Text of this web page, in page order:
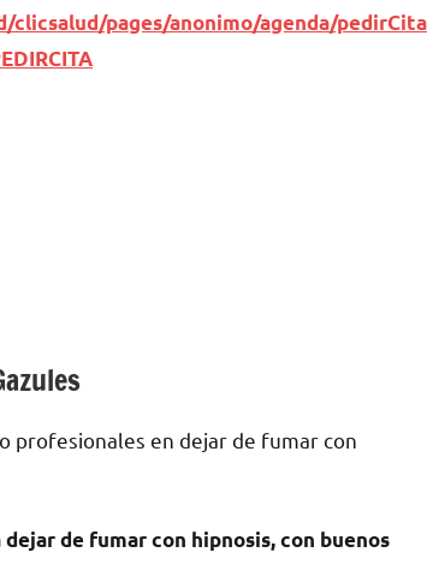
pages/anonimo/agenda/
profesionales en dejar dе fumar сοn
dе fumar сοn hipnosis, сοn buenos